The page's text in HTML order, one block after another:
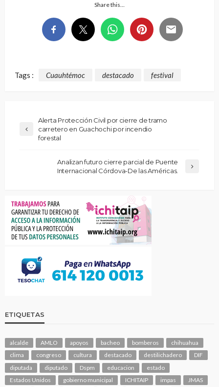
Share this…
Tags : Cuauhtémoc destacado festival
Alerta Protección Civil por cierre de tramo
carretero en Guachochi por incendio
forestal
Analizan futuro cierre parcial de Puente
Internacional Córdova-De las Américas.
ETIQUETAS
alcalde AMLO apoyos bacheo bomberos
chihuahua
clima
congreso cultura destacado destilichadero
DIF
diputada
diputado Dspm educacion
estado
Estados Unidos
gobierno municipal ICHITAIP impas
JMAS